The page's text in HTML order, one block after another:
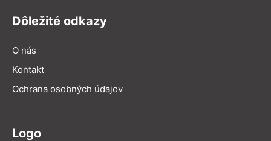
Dôležité odkazy
O nás
Kontakt
Ochrana osobných údajov
Logo